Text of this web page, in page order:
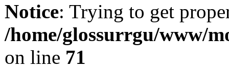
Notice: Trying to get
/home/glossurrgu/www/
on line 71